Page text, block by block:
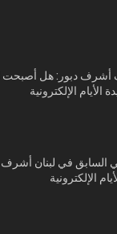
أشرف دبور: هل أصبحت
الأيام الإلكترونية
السابق في لبنان أشرف
الإلكترونية